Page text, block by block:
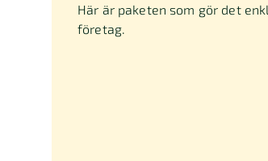
Här är paketen som gör det
företag.